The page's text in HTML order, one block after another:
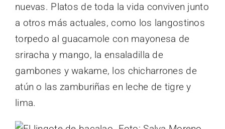
nuevas. Platos de toda la vida conviven junto
a otros más actuales, como los langostinos
torpedo al guacamole con mayonesa de
sriracha y mango, la ensaladilla de
gambones y wakame, los chicharrones de
atún o las zamburiñas en leche de tigre y
lima.